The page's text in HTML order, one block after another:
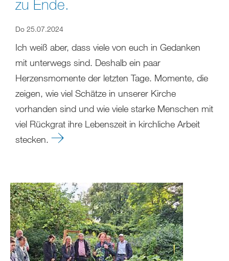
zu Ende.
Do 25.07.2024
Ich weiß aber, dass viele von euch in Gedanken
mit unterwegs sind. Deshalb ein paar
Herzensmomente der letzten Tage. Momente, die
zeigen, wie viel Schätze in unserer Kirche
vorhanden sind und wie viele starke Menschen mit
viel Rückgrat ihre Lebenszeit in kirchliche Arbeit
stecken.